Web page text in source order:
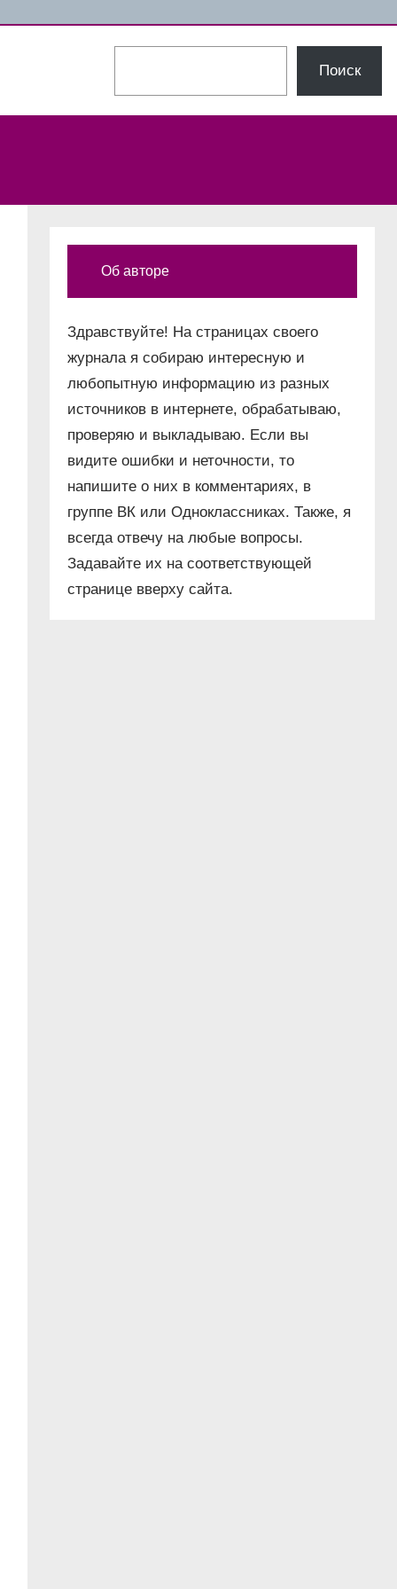
Поиск
Об авторе
Здравствуйте! На страницах своего
журнала я собираю интересную и
любопытную информацию из разных
источников в интернете, обрабатываю,
проверяю и выкладываю. Если вы
видите ошибки и неточности, то
напишите о них в комментариях, в
группе ВК или Одноклассниках. Также, я
всегда отвечу на любые вопросы.
Задавайте их на соответствующей
странице вверху сайта.